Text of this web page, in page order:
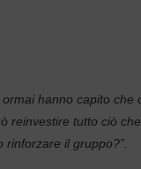
hanno capito
reinvestire tutto ciò
rinforzare il gruppo?”.